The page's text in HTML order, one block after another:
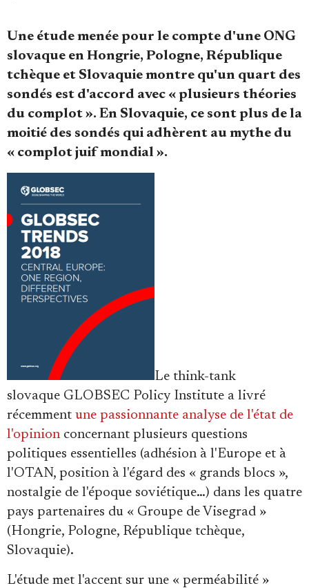
Une étude menée pour le compte d'une ONG
slovaque en Hongrie, Pologne, République
tchèque et Slovaquie montre qu'un quart des
sondés est d'accord avec « plusieurs théories
du complot ». En Slovaquie, ce sont plus de la
moitié des sondés qui adhèrent au mythe du
« complot juif mondial ».
Le think-tank
slovaque GLOBSEC Policy Institute a livré
récemment une passionnante analyse de l'état de
l'opinionconcernant plusieurs questions
politiques essentielles (adhésion à l'Europe et à
l'OTAN, position à l'égard des « grands blocs »,
nostalgie de l'époque soviétique…) dans les quatre
pays partenaires du « Groupe de Visegrad »
(Hongrie, Pologne, République tchèque,
Slovaquie).
L'étude met l'accent sur une « perméabilité »